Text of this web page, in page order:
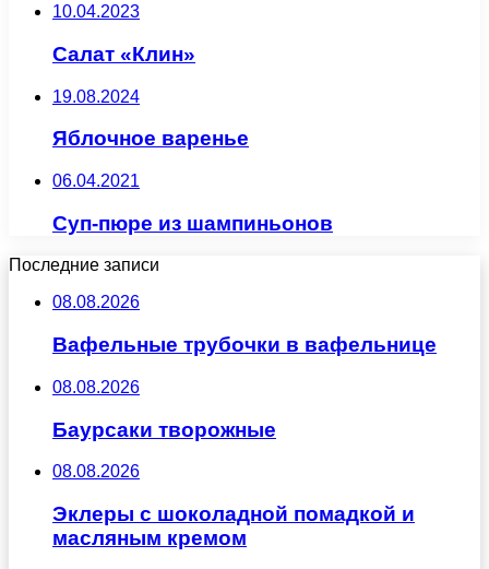
10.04.2023
Салат «Клин»
19.08.2024
Яблочное варенье
06.04.2021
Суп-пюре из шампиньонов
Последние записи
08.08.2026
Вафельные трубочки в вафельнице
08.08.2026
Баурсаки творожные
08.08.2026
Эклеры с шоколадной помадкой и
масляным кремом